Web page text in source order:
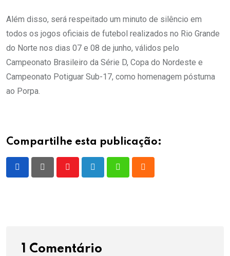
Além disso, será respeitado um minuto de silêncio em
todos os jogos oficiais de futebol realizados no Rio Grande
do Norte nos dias 07 e 08 de junho, válidos pelo
Campeonato Brasileiro da Série D, Copa do Nordeste e
Campeonato Potiguar Sub-17, como homenagem póstuma
ao Porpa.
Compartilhe esta publicação:
1 Comentário